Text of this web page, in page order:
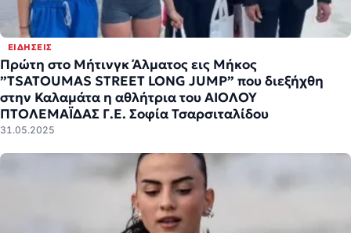
ΕΙΔΉΣΕΙΣ
Πρώτη στο Μήτινγκ Άλματος εις Μήκος
”TSATOUMAS STREET LONG JUMP” που διεξήχθη
στην Καλαμάτα η αθλήτρια του ΑΙΟΛΟΥ
ΠΤΟΛΕΜΑΪΔΑΣ Γ.Ε. Σοφία Τσαρσιταλίδου
31.05.2025